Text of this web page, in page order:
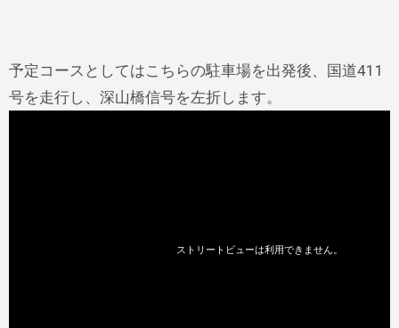
予定コースとしてはこちらの駐車場を出発後、国道411
号を走行し、深山橋信号を左折します。